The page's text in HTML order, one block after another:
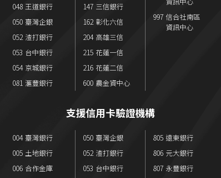
048 王道銀行
050 臺灣企銀
052 渣打銀行
053 台中銀行
054 京城銀行
081 滙豐銀行
147 三信銀行
162 彰化六信
204 高雄三信
215 花蓮一信
216 花蓮二信
600 農金資中心
997 信合社南區
資訊中心
支援信用卡驗證機構
004 臺灣銀行
005 土地銀行
006 合作金庫
050 臺灣企銀
052 渣打銀行
053 台中銀行
805 遠東銀行
806 元大銀行
807 永豐銀行